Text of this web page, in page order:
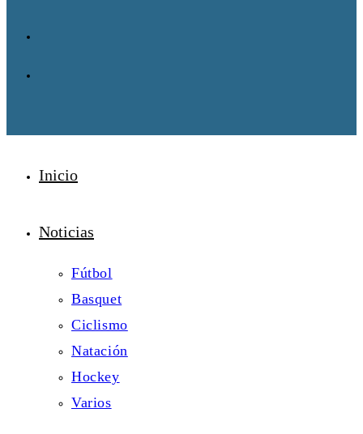
Inicio
Noticias
Fútbol
Basquet
Ciclismo
Natación
Hockey
Varios